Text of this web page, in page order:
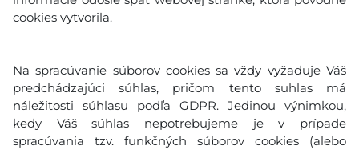
cookies vytvorila.
Na spracúvanie súborov cookies sa vždy vyžaduje Váš
predchádzajúci súhlas, pričom tento suhlas má
náležitosti súhlasu podľa GDPR. Jedinou výnimkou,
kedy Váš súhlas nepotrebujeme je v prípade
spracúvania tzv. funkčných súborov cookies (alebo